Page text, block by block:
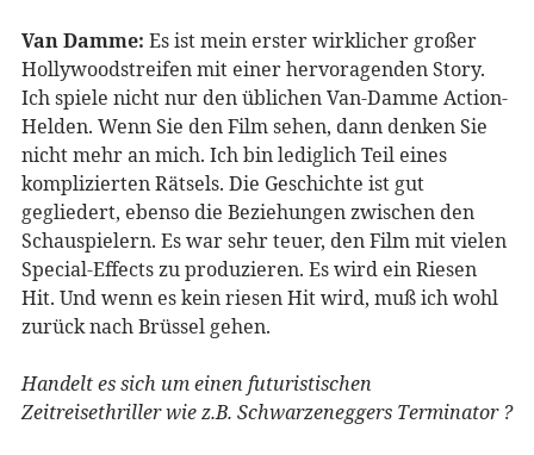
Van Damme: Es ist mein erster wirklicher großer
Hollywoodstreifen mit einer hervoragenden Story.
Ich spiele nicht nur den üblichen Van-Damme Action-
Helden. Wenn Sie den Film sehen, dann denken Sie
nicht mehr an mich. Ich bin lediglich Teil eines
komplizierten Rätsels. Die Geschichte ist gut
gegliedert, ebenso die Beziehungen zwischen den
Schauspielern. Es war sehr teuer, den Film mit vielen
Special-Effects zu produzieren. Es wird ein Riesen
Hit. Und wenn es kein riesen Hit wird, muß ich wohl
zurück nach Brüssel gehen.
Handelt es sich um einen futuristischen
Zeitreisethriller wie z.B. Schwarzeneggers Terminator ?